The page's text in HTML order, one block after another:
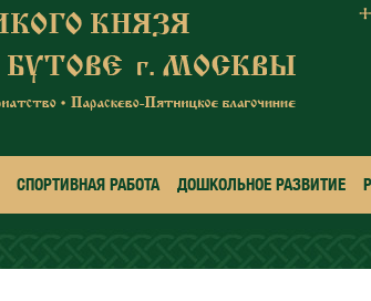
СПОРТИВНАЯ РАБОТА ДОШКОЛЬНОЕ РАЗВИТИЕ